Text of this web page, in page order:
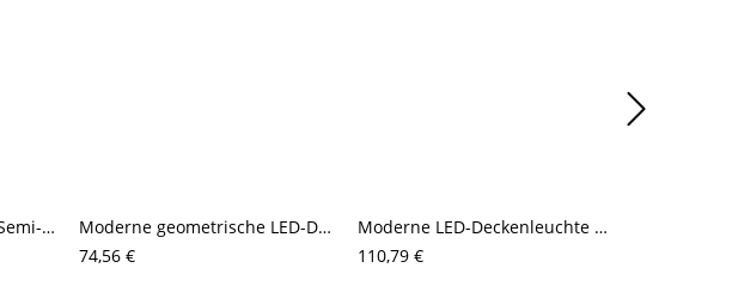
Japandi-Deckenleuchte (Semi-Flush), geripptes Glas & Massivholz, für Flur oder Schlafzimmer
Moderne geometrische LED-Deckenleuchte, architektonische lineare Stab-Leuchte fürs Wohnzimmer
74,56 €
Moderne LED-Deckenleuchte zur Direktmontage, geometrische Ring-Leuchte mit blendfreiem Acrylschirm
110,79 €